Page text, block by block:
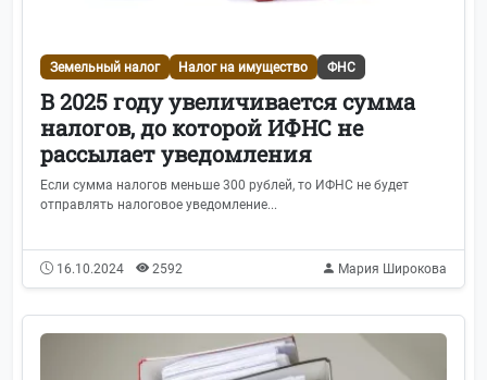
Земельный налог Налог на имущество ФНС
В 2025 году увеличивается сумма
налогов, до которой ИФНС не
рассылает уведомления
Если сумма налогов меньше 300 рублей, то ИФНС не будет
отправлять налоговое уведомление...
16.10.2024 2592 Мария Широкова